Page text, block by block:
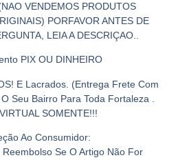
VENDEMOS PRODUTOS
PORFAVOR ANTES DE
LEIA A DESCRIÇAO..
PIX OU DINHEIRO
E Lacrados. (Entrega Frete Com
Seu Bairro Para Toda Fortaleza .
SOMENTE!!!
Ao Consumidor:
Se O Artigo Não For